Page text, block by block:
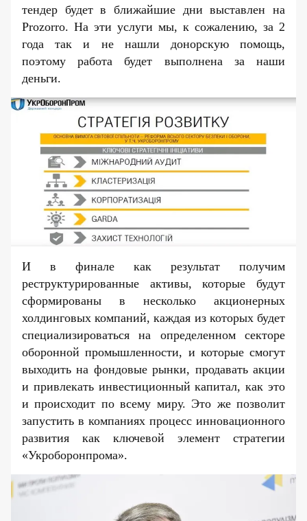
тендер будет в ближайшие дни выставлен на
Prozorro. На эти услуги мы, к сожалению, за 2
года так и не нашли донорскую помощь,
поэтому работа будет выполнена за наши
деньги.
И в финале как результат получим
реструктурированные активы, которые будут
сформированы в несколько акционерных
холдинговых компаний, каждая из которых будет
специализироваться на определенном секторе
оборонной промышленности, и которые смогут
выходить на фондовые рынки, продавать акции
и привлекать инвестиционный капитал, как это
и происходит по всему миру. Это же позволит
запустить в компаниях процесс инновационного
развития как ключевой элемент стратегии
«Укроборонпрома».